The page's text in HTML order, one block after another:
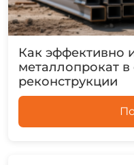
Как эффективно
металлопрокат в
реконструкции